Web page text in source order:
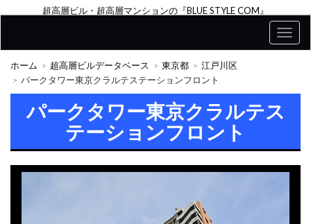
超高層ビル・超高層マンションの『BLUE STYLE COM』
ホーム 超高層ビルデータベース 東京都
江戸川区
パークタワー東京クラルテステーションフロント
パークタワー東京クラルテス
テーションフロント